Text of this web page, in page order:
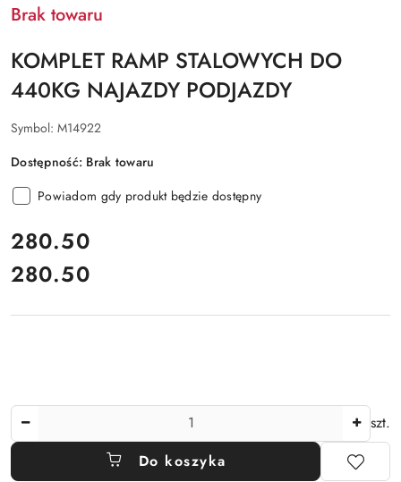
Brak towaru
KOMPLET RAMP STALOWYCH DO
440KG NAJAZDY PODJAZDY
Symbol: M14922
Dostępność: Brak towaru
Powiadom gdy produkt będzie dostępny
cena:
280.50
Cena:
280.50
szt.
Do koszyka